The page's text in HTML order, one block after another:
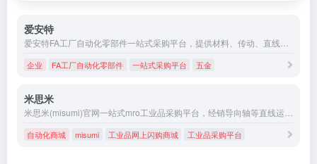
爱安特
企业 FA工厂自动化零部件 一站式采购平台 五金
米思米
自动化商城 misumi 工业品网上闪购商城 工业品采购平台